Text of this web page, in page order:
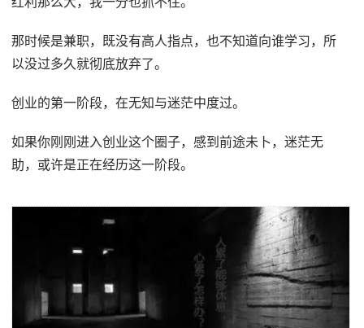
那时候是兼职，既没有高人指点，也不知道向谁学习，所
以没过多久就彻底放弃了。
创业的第一阶段，在无知与迷茫中度过。
如果你刚刚进入创业这个圈子，感到前途未卜，迷茫无
助，或许是正在经历这一阶段。